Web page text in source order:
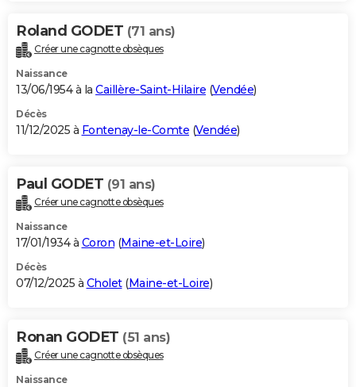
Roland GODET (71 ans)
Créer une cagnotte obsèques
Naissance
13/06/1954 à la Caillère-Saint-Hilaire (Vendée)
Décès
11/12/2025 à Fontenay-le-Comte (Vendée)
Paul GODET (91 ans)
Créer une cagnotte obsèques
Naissance
17/01/1934 à Coron (Maine-et-Loire)
Décès
07/12/2025 à Cholet(Maine-et-Loire)
Ronan GODET (51 ans)
Créer une cagnotte obsèques
Naissance